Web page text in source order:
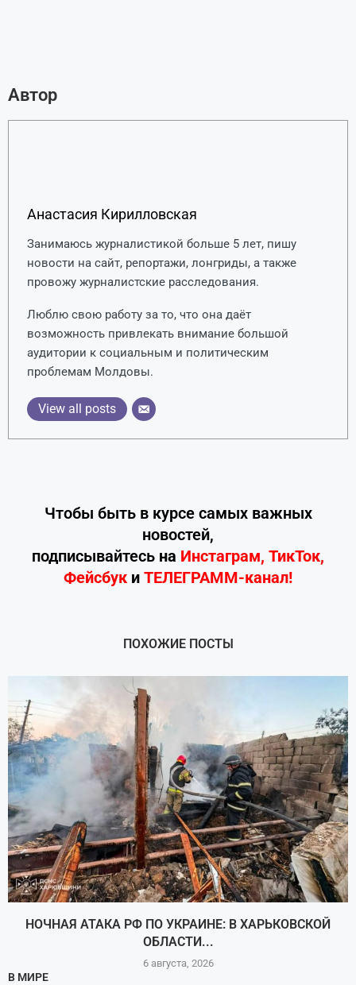
Автор
Анастасия Кирилловская
Занимаюсь журналистикой больше 5 лет, пишу
новости на сайт, репортажи, лонгриды, а также
провожу журналистские расследования.
Люблю свою работу за то, что она даёт
возможность привлекать внимание большой
аудитории к социальным и политическим
проблемам Молдовы.
View all posts
Чтобы быть в курсе самых важных
новостей,
подписывайтесь на Инстаграм, ТикТок,
Фейсбук и ТЕЛЕГРАММ-канал!
ПОХОЖИЕ ПОСТЫ
НОЧНАЯ АТАКА РФ ПО УКРАИНЕ: В ХАРЬКОВСКОЙ
ОБЛАСТИ...
6 августа, 2026
В МИРЕ